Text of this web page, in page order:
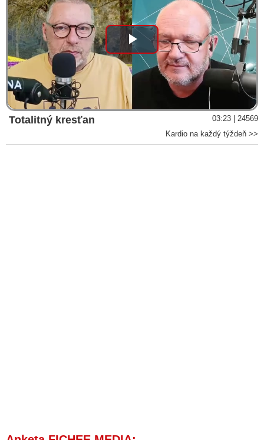
Play
Video
Totalitný kresťan
03:23 | 24569
Kardio na každý týždeň >>